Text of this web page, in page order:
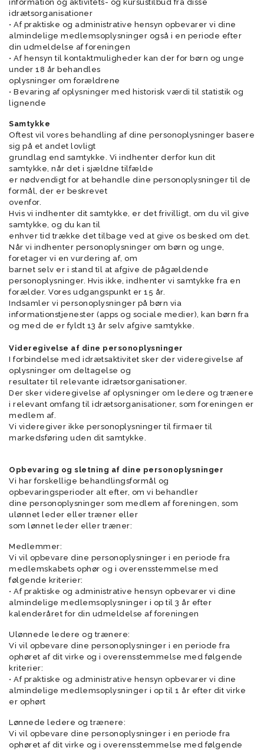
information og aktivitets- og kursustilbud fra disse
idrætsorganisationer
• Af praktiske og administrative hensyn opbevarer vi dine
almindelige medlemsoplysninger også i en periode efter
din udmeldelse af foreningen
• Af hensyn til kontaktmuligheder kan der for børn og unge
under 18 år behandles
oplysninger om forældrene
• Bevaring af oplysninger med historisk værdi til statistik og
lignende
Samtykke
Oftest vil vores behandling af dine personoplysninger basere
sig på et andet lovligt
grundlag end samtykke. Vi indhenter derfor kun dit
samtykke, når det i sjældne tilfælde
er nødvendigt for at behandle dine personoplysninger til de
formål, der er beskrevet
ovenfor.
Hvis vi indhenter dit samtykke, er det frivilligt, om du vil give
samtykke, og du kan til
enhver tid trække det tilbage ved at give os besked om det.
Når vi indhenter personoplysninger om børn og unge,
foretager vi en vurdering af, om
barnet selv er i stand til at afgive de pågældende
personoplysninger. Hvis ikke, indhenter vi samtykke fra en
forælder. Vores udgangspunkt er 15 år.
Indsamler vi personoplysninger på børn via
informationstjenester (apps og sociale medier), kan børn fra
og med de er fyldt 13 år selv afgive samtykke.
Videregivelse af dine personoplysninger
I forbindelse med idrætsaktivitet sker der videregivelse af
oplysninger om deltagelse og
resultater til relevante idrætsorganisationer.
Der sker videregivelse af oplysninger om ledere og trænere
i relevant omfang til idrætsorganisationer, som foreningen er
medlem af.
Vi videregiver ikke personoplysninger til firmaer til
markedsføring uden dit samtykke.
Opbevaring og sletning af dine personoplysninger
Vi har forskellige behandlingsformål og
opbevaringsperioder alt efter, om vi behandler
dine personoplysninger som medlem af foreningen, som
ulønnet leder eller træner eller
som lønnet leder eller træner:
Medlemmer:
Vi vil opbevare dine personoplysninger i en periode fra
medlemskabets ophør og i overensstemmelse med
følgende kriterier:
• Af praktiske og administrative hensyn opbevarer vi dine
almindelige medlemsoplysninger i op til 3 år efter
kalenderåret for din udmeldelse af foreningen
Ulønnede ledere og trænere:
Vi vil opbevare dine personoplysninger i en periode fra
ophøret af dit virke og i overensstemmelse med følgende
kriterier:
• Af praktiske og administrative hensyn opbevarer vi dine
almindelige medlemsoplysninger i op til 1 år efter dit virke
er ophørt
Lønnede ledere og trænere:
Vi vil opbevare dine personoplysninger i en periode fra
ophøret af dit virke og i overensstemmelse med følgende